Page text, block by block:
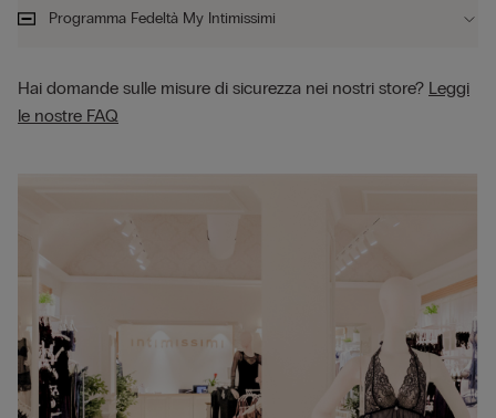
Programma Fedeltà My Intimissimi
Hai domande sulle misure di sicurezza nei nostri store? Leggi
le nostre FAQ